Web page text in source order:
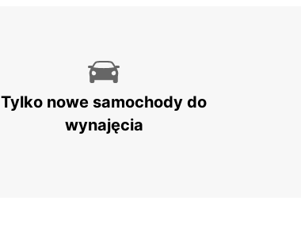
Tylko nowe samochody do
wynajęcia